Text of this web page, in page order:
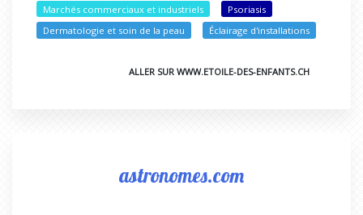
Marchés commerciaux et industriels
Psoriasis
Dermatologie et soin de la peau
Éclairage d'installations
ALLER SUR WWW.ETOILE-DES-ENFANTS.CH
astronomes.com